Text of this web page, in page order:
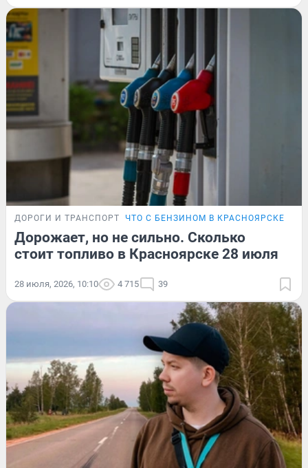
ДОРОГИ И ТРАНСПОРТ ЧТО С БЕНЗИНОМ В КРАСНОЯРСКЕ
Дорожает, но не сильно. Сколько
стоит топливо в Красноярске 28 июля
28 июля, 2026, 10:10 4 715 39